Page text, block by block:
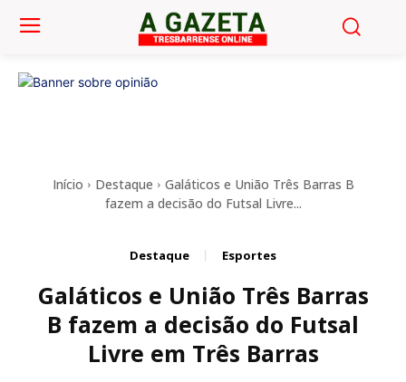
Início Destaque
Galáticos e União Três Barras B
fazem a decisão do Futsal Livre...
Destaque Esportes
Galáticos e União Três Barras
B fazem a decisão do Futsal
Livre em Três Barras